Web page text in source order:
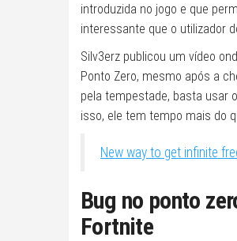
introduzida no jogo e que
interessante que o utilizador
Silv3erz publicou um vídeo
Ponto Zero, mesmo após a
pela tempestade, basta usar
isso, ele tem tempo mais do
New way to get infinite
Bug no ponto
Fortnite